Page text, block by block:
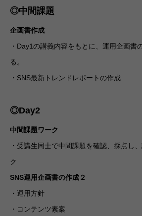
◎中間課題
企画書作成
・Day1の講義内容をもとに、運用企画書
る。
・SNS最新トレンドレポートの作成
◎Day2
中間課題ワーク
・受講生同士で中間課題を確認、採点し
ク
SNS運用企画書の作成２
・運用方針
・コンテンツ素案